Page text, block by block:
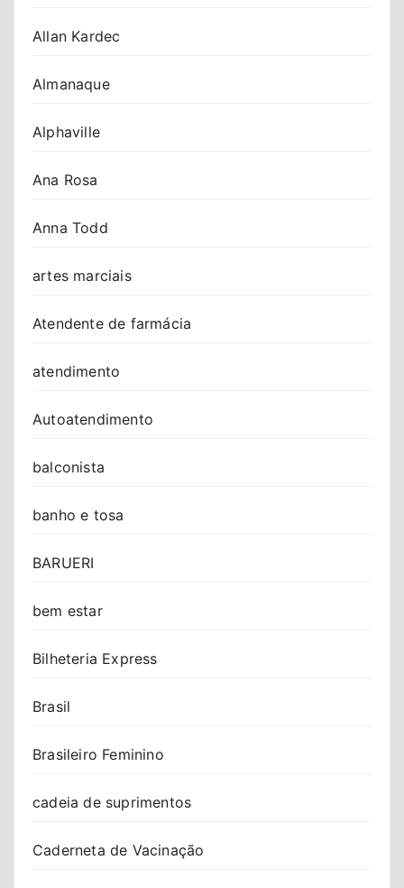
Allan Kardec
Almanaque
Alphaville
Ana Rosa
Anna Todd
artes marciais
Atendente de farmácia
atendimento
Autoatendimento
balconista
banho e tosa
BARUERI
bem estar
Bilheteria Express
Brasil
Brasileiro Feminino
cadeia de suprimentos
Caderneta de Vacinação